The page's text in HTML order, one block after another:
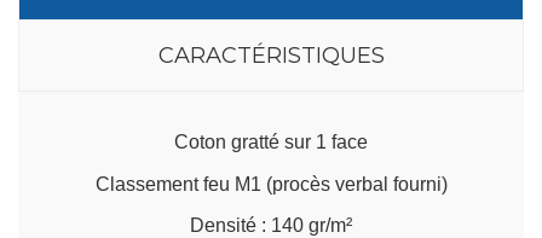
CARACTÉRISTIQUES
Coton gratté sur 1 face
Classement feu M1 (procès verbal fourni)
Densité : 140 gr/m²